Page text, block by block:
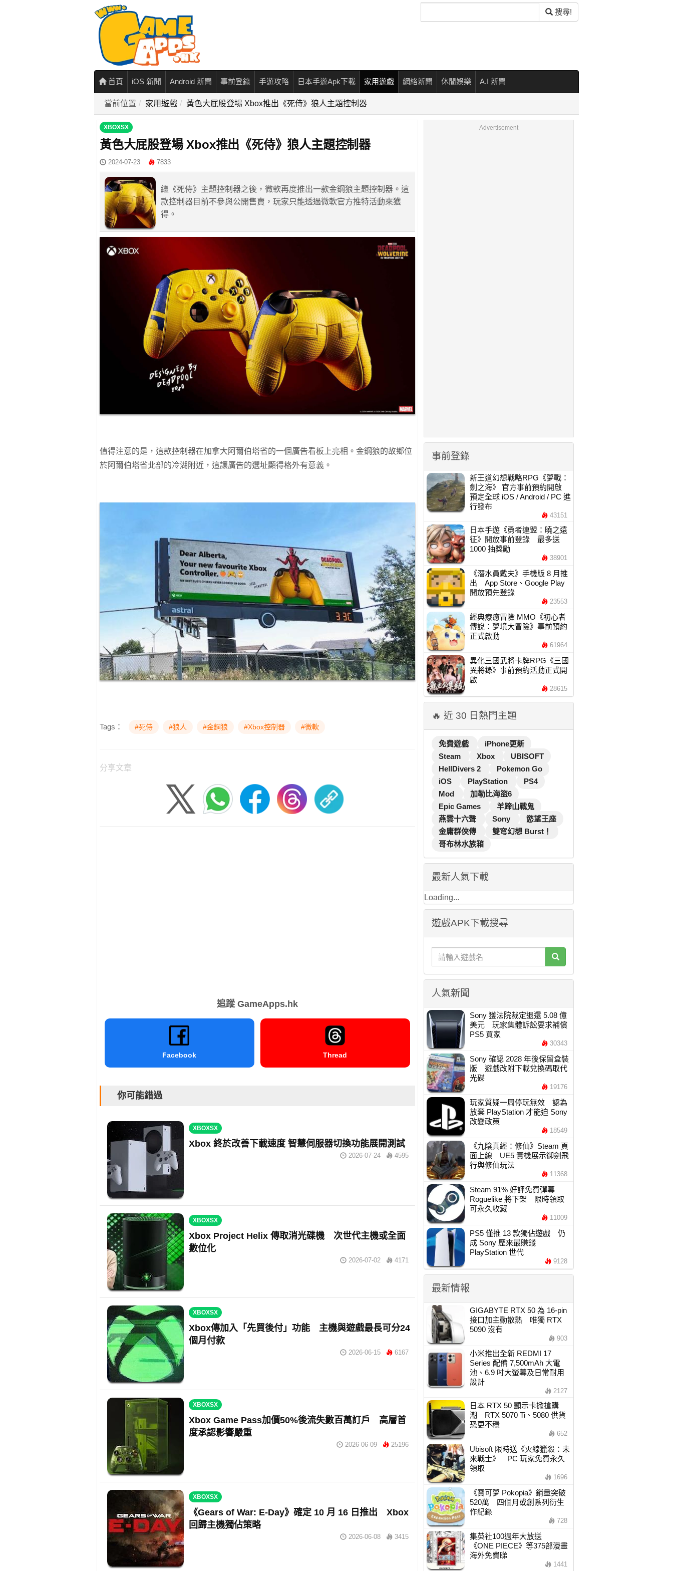
尋
搜尋!
首頁 iOS 新聞 Android 新聞 事前登錄 手遊攻略 日本手遊Apk下載 家用遊戲 網絡新聞 休閒娛樂 A.I 新聞
當前位置 家用遊戲 黃色大屁股登場 Xbox推出《死侍》狼人主題控制器
XBOXSX
黃色大屁股登場 Xbox推出《死侍》狼人主題控制器
2024-07-23 7833
繼《死侍》主題控制器之後，微軟再度推出一款金鋼狼主題控制器。這
款控制器目前不參與公開售賣，玩家只能透過微軟官方推特活動來獲
得。
值得注意的是，這款控制器在加拿大阿爾伯塔省的一個廣告看板上亮相。金鋼狼的故鄉位
於阿爾伯塔省北部的冷湖附近，這讓廣告的選址顯得格外有意義。
Tags： #死侍 #狼人 #金鋼狼 #Xbox控制器 #微軟
分享文章
追蹤 GameApps.hk
Facebook Thread
你可能錯過
XBOXSX
Xbox 終於改善下載速度 智慧伺服器切換功能展開測試
2026-07-24 4595
XBOXSX
Xbox Project Helix 傳取消光碟機 次世代主機或全面
數位化
2026-07-02 4171
XBOXSX
Xbox傳加入「先買後付」功能 主機與遊戲最長可分24
個月付款
2026-06-15 6167
XBOXSX
Xbox Game Pass加價50%後流失數百萬訂戶 高層首
度承認影響嚴重
2026-06-09 25196
XBOXSX
《Gears of War: E-Day》確定 10 月 16 日推出 Xbox
回歸主機獨佔策略
2026-06-08 3415
Advertisement
事前登錄
新王道幻想戰略RPG《夢戰：
劍之海》 官方事前預約開啟
預定全球 iOS / Android / PC 進
行發布
43151
日本手遊《勇者連盟：曉之遠
征》開放事前登錄 最多送
1000 抽獎勵
38901
《潛水員戴夫》手機版 8 月推
出 App Store、Google Play
開放預先登錄
23553
經典療癒冒險 MMO《初心者
傳說：夢境大冒險》事前預約
正式啟動
61964
異化三國武將卡牌RPG《三國
異將錄》事前預約活動正式開
啟
28615
🔥 近 30 日熱門主題
免費遊戲
iPhone更新
Steam
Xbox
UBISOFT
HellDivers 2
Pokemon Go
iOS
PlayStation
PS4
Mod
加勒比海盜6
Epic Games
羊蹄山戰鬼
燕雲十六聲
Sony
慾望王座
金庸群俠傳
雙穹幻想 Burst！
哥布林水族箱
最新人氣下載
Loading...
遊戲APK下載搜尋
人氣新聞
Sony 獲法院裁定退還 5.08 億
美元 玩家集體訴訟要求補償
PS5 買家
30343
Sony 確認 2028 年後保留盒裝
版 遊戲改附下載兌換碼取代
光碟
19176
玩家質疑一周停玩無效 認為
放棄 PlayStation 才能迫 Sony
改變政策
18549
《九陰真經：修仙》Steam 頁
面上線 UE5 實機展示御劍飛
行與修仙玩法
11368
Steam 91% 好評免費彈幕
Roguelike 將下架 限時領取
可永久收藏
11009
PS5 僅推 13 款獨佔遊戲 仍
成 Sony 歷來最賺錢
PlayStation 世代
9128
最新情報
GIGABYTE RTX 50 為 16-pin
接口加主動散熱 唯獨 RTX
5090 沒有
903
小米推出全新 REDMI 17
Series 配備 7,500mAh 大電
池、6.9 吋大螢幕及日常耐用
設計
2127
日本 RTX 50 顯示卡掀搶購
潮 RTX 5070 Ti、5080 供貨
恐更不穩
652
Ubisoft 限時送《火線獵殺：未
來戰士》 PC 玩家免費永久
領取
1696
《寶可夢 Pokopia》銷量突破
520萬 四個月或創系列衍生
作紀錄
728
集英社100週年大放送
《ONE PIECE》等375部漫畫
海外免費睇
1441